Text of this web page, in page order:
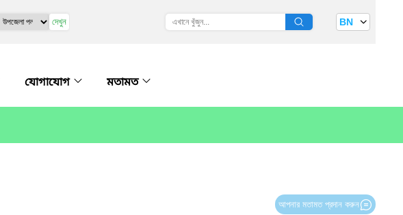
দেখুন BN
যোগাযোগ মতামত
আপনার মতামত প্রদান করুন